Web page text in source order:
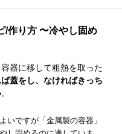
/作り方 〜冷やし固め
器に移して粗熱を取った
蓋をし、なければきっち
。
いですが「金属製の容器」